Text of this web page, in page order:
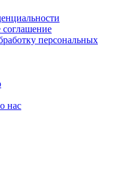
соглашение
персональных
нас